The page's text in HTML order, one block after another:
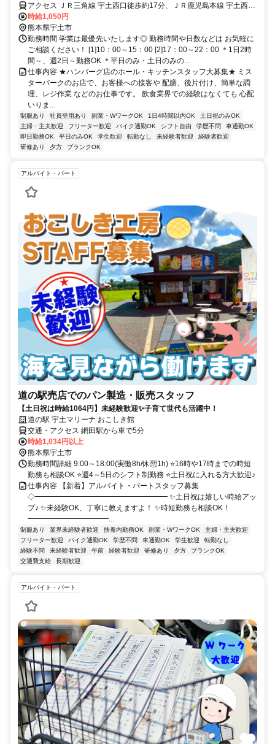
アクセス ＪＲ三角線 宇土西口徒歩約17分、ＪＲ鹿児島本線 宇土西口
徒歩約17分、ＪＲ鹿児島本線 松橋徒歩約42分 市立鶴城中学校から徒
歩12分
時給1,050円
熊本県宇土市
勤務時間 学業は最優先いたします◎ 勤務時間や日数などは お気軽に
ご相談ください！ [1]10：00～15：00 [2]17：00～22：00 ＊1日2時
間～、週2日～勤務OK ＊平日のみ・土日のみの...
仕事内容 ★ハンバーグ店のホール・キッチンスタッフ大募集★ ミス
ターバークのお店で、お客様への接客や 配膳、後片付け、簡単な調
理、レジ作業 などのお仕事です。 飲食業界での経験はなくても 心配
いりま...
制服あり 社員登用あり 副業・WワークOK 1日4時間以内OK
土日祝のみOK
主婦・主夫歓迎
フリーター歓迎 バイク通勤OK シフト自由 学歴不問
車通勤OK
即日勤務OK
平日のみOK 学生歓迎 転勤なし 未経験者歓迎
経験者歓迎
研修あり
夕方 ブランクOK
アルバイト・パート
道の駅売店でのパン製造・販売スタッフ
【土日祝は時給1064円】未経験歓迎✨子育て世代も活躍中！
道の駅 宇土マリーナ おこしき館
交通・アクセス 網田駅から車で5分
時給1,034円以上
熊本県宇土市
勤務時間詳細 9:00～18:00(実働8h/休憩1h) ⭐16時や17時までの時短
勤務も相談OK ⭐週4～5日のシフト制勤務 ⭐土日祝に入れる方大歓迎♪
仕事内容 【新着】アルバイト・パートスタッフ募集
◇━━━━━━━━━━━━━━━━━━ ✨土日祝は嬉しい時給アッ
プ♪ ✨未経験OK、丁寧に教えますよ！ ✨時短勤務も相談OK！
━━━━━━━━━━━...
制服あり 業界未経験者歓迎 扶養内勤務OK 副業・WワークOK
主婦・主夫歓迎
フリーター歓迎
バイク通勤OK 学歴不問 車通勤OK 学生歓迎
転勤なし
経験不問
未経験者歓迎 午前 経験者歓迎 研修あり 夕方
ブランクOK
交通費支給
長期歓迎
アルバイト・パート